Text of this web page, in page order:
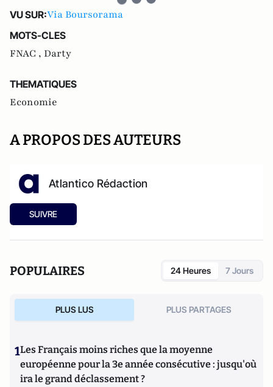
VU SUR:Via Boursorama
MOTS-CLES
FNAC , Darty
THEMATIQUES
Economie
A PROPOS DES AUTEURS
Atlantico Rédaction
SUIVRE
POPULAIRES 24 Heures 7 Jours
PLUS LUS PLUS PARTAGES
1Les Français moins riches que la moyenne
européenne pour la 3e année consécutive : jusqu'où
ira le grand déclassement ?